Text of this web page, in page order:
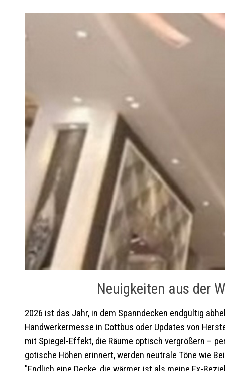
Neuigkeiten aus der
2026 ist das Jahr, in dem Spanndecken endgültig
Handwerkermesse in Cottbus oder Updates von
mit Spiegel-Effekt, die Räume optisch vergrößern –
gotische Höhen erinnert, werden neutrale Töne wie